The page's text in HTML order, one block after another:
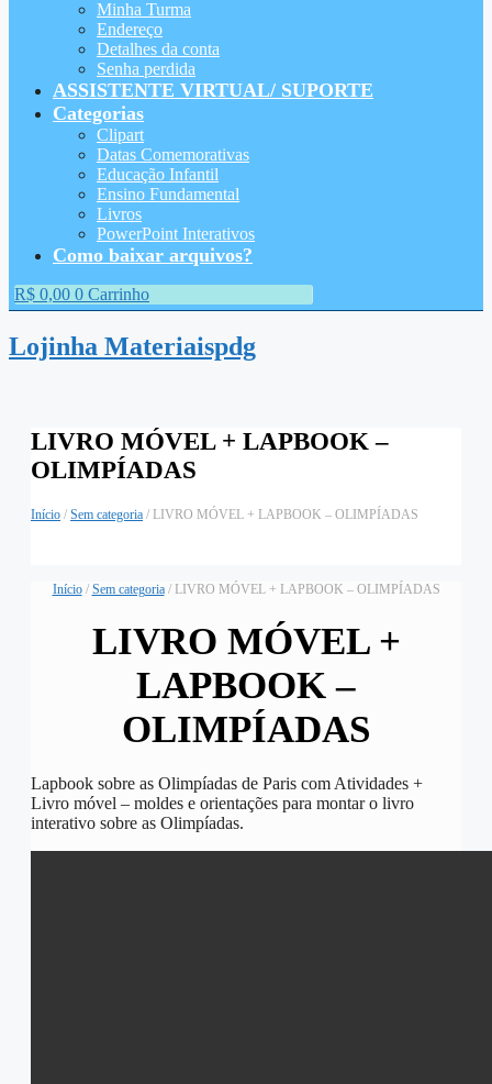
Minha Turma
Endereço
Detalhes da conta
Senha perdida
ASSISTENTE VIRTUAL/ SUPORTE
Categorias
Clipart
Datas Comemorativas
Educação Infantil
Ensino Fundamental
Livros
PowerPoint Interativos
Como baixar arquivos?
R$ 0,00 0 Carrinho
Lojinha Materiaispdg
LIVRO MÓVEL + LAPBOOK –
OLIMPÍADAS
Início / Sem categoria / LIVRO MÓVEL + LAPBOOK – OLIMPÍADAS
Início/ Sem categoria/ LIVRO MÓVEL + LAPBOOK – OLIMPÍADAS
LIVRO MÓVEL +
LAPBOOK –
OLIMPÍADAS
Lapbook sobre as Olimpíadas de Paris com Atividades +
Livro móvel – moldes e orientações para montar o livro
interativo sobre as Olimpíadas.